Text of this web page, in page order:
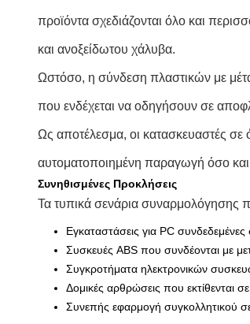
προϊόντα σχεδιάζονται όλο και
και ανοξείδωτου χάλυβα.
Ωστόσο, η σύνδεση πλαστικών με
που ενδέχεται να οδηγήσουν σε
Ως αποτέλεσμα, οι κατασκευαστές σε
αυτοματοποιημένη παραγωγή όσο
Συνηθισμένες Προκλήσεις
Τα τυπικά σενάρια συναρμολόγησης
Εγκαταστάσεις για PC
Συσκευές ABS που συνδέονται με
Συγκροτήματα ηλεκτρονικών
Δομικές αρθρώσεις που εκτίθενται
Συνεπής εφαρμογή συγκολλητικού